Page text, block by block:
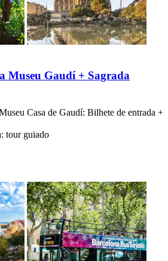
Museu Gaudí + Sagrada
Casa de Gaudí: Bilhete de entrada +
tour guiado